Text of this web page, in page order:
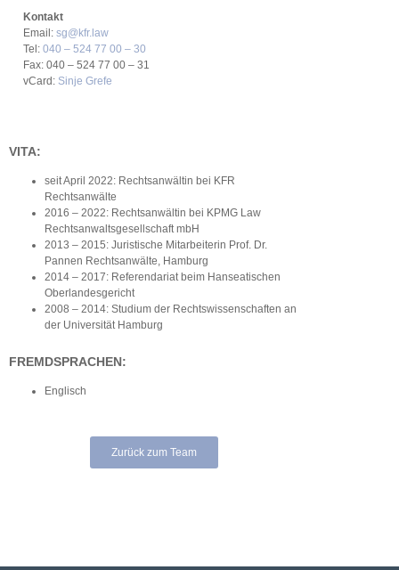
Kontakt
Email:sg@kfr.law
Tel:040 – 524 77 00 – 30
Fax: 040 – 524 77 00 – 31
vCard: Sinje Grefe
VITA:
seit April 2022: Rechtsanwältin bei KFR
Rechtsanwälte
2016 – 2022: Rechtsanwältin bei KPMG Law
Rechtsanwaltsgesellschaft mbH
2013 – 2015: Juristische Mitarbeiterin Prof. Dr.
Pannen Rechtsanwälte, Hamburg
2014 – 2017: Referendariat beim Hanseatischen
Oberlandesgericht
2008 – 2014: Studium der Rechtswissenschaften an
der Universität Hamburg
FREMDSPRACHEN:
Englisch
Zurück zum Team